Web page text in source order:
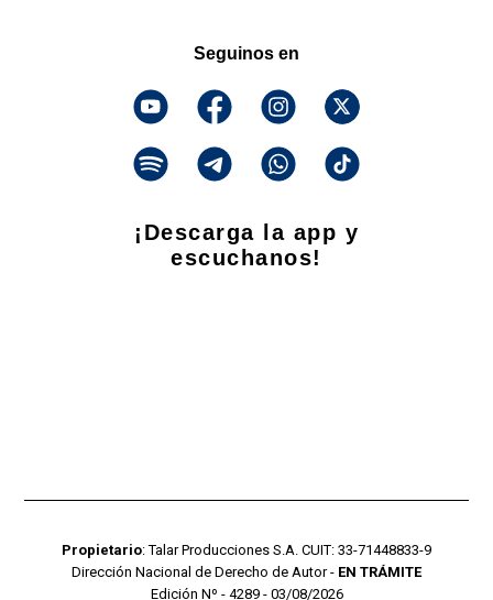
Seguinos en
¡Descarga la app y
escuchanos!
Propietario: Talar Producciones S.A. CUIT: 33-71448833-9
Dirección Nacional de Derecho de Autor - EN TRÁMITE
Edición Nº - 4289 - 03/08/2026